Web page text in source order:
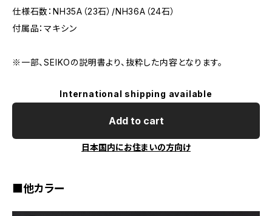
仕様石数：NH35A（23石）/NH36A（24石）
付属品：マキシン
※一部、SEIKOの説明書より、抜粋した内容となります。
International shipping available
Add to cart
日本国内にお住まいの方向け
■他カラー